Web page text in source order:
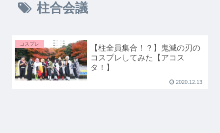
柱合会議
コスプレ
【柱全員集合！？】鬼滅の刃の
コスプレしてみた【アコス
タ！】
2020.12.13